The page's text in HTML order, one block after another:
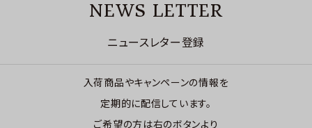
NEWS LETTER
ニュースレター登録
入荷商品やキャンペーンの情報を
定期的に配信しています。
ご希望の方は右のボタンより